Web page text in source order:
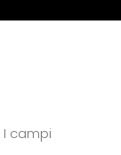
I campi